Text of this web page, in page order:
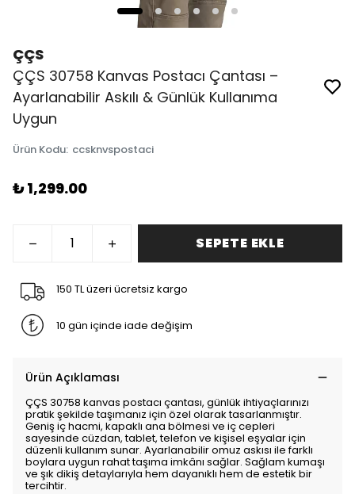
ÇÇS
ÇÇS 30758 Kanvas Postacı Çantası –
Ayarlanabilir Askılı & Günlük Kullanıma
Uygun
Ürün Kodu: ccsknvspostaci
₺ 1,299.00
SEPETE EKLE
150 TL üzeri ücretsiz kargo
10 gün içinde iade değişim
Ürün Açıklaması
ÇÇS 30758 kanvas postacı çantası, günlük ihtiyaçlarınızı
pratik şekilde taşımanız için özel olarak tasarlanmıştır.
Geniş iç hacmi, kapaklı ana bölmesi ve iç cepleri
sayesinde cüzdan, tablet, telefon ve kişisel eşyalar için
düzenli kullanım sunar. Ayarlanabilir omuz askısı ile farklı
boylara uygun rahat taşıma imkânı sağlar. Sağlam kumaşı
ve şık dikiş detaylarıyla hem dayanıklı hem de estetik bir
tercihtir.